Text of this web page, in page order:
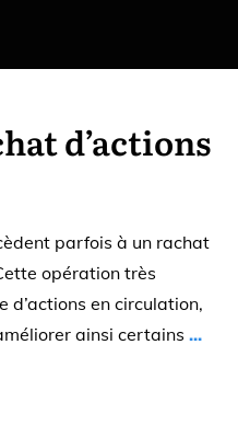
d’actions
parfois à un rachat
opération très
d’actions en circulation,
ainsi certains ...